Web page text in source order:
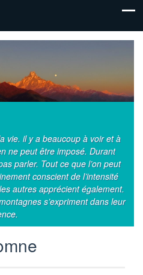
vie. il y a beaucoup à voir et à
ne peut être imposé. Durant
parler. Tout ce que l’on peut
conscient de l’intensité
autres apprécient également.
s’expriment dans leur